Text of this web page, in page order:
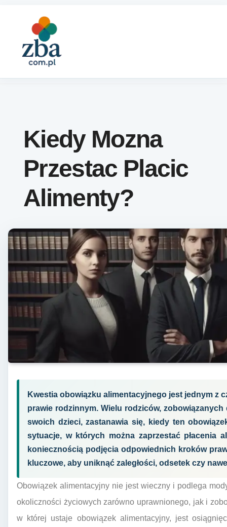
Kiedy Mozna
Przestac Placic
Alimenty?
Kwestia obowiązku alimentacyjnego jest jednym z
prawie rodzinnym. Wielu rodziców,
swoich dzieci, zastanawia się, kiedy ten
sytuacje, w których można zaprzestać płacenia
koniecznością podjęcia odpowiednich kroków
kluczowe, aby uniknąć zaległości, odsetek czy
Obowiązek alimentacyjny nie jest wieczny i podlega
okoliczności życiowych zarówno uprawnionego, jak i
w której ustaje obowiązek alimentacyjny, jest